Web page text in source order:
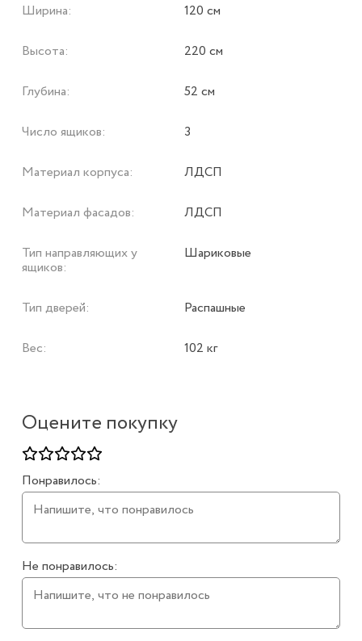
Оцените покупку
Понравилось:
Не понравилось:
Ширина: 120 см
Высота: 220 см
Глубина: 52 см
Число ящиков: 3
Материал корпуса: ЛДСП
Материал фасадов: ЛДСП
Тип направляющих у
ящиков:
Шариковые
Тип дверей: Распашные
Вес: 102 кг